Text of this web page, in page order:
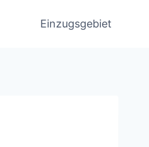
Einzugsgebiet